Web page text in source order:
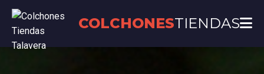
COLCHONESTIENDAS